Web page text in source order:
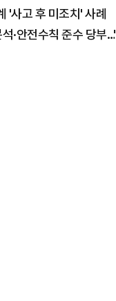
'사고 후 미조치' 사례
·안전수칙 준수 당부